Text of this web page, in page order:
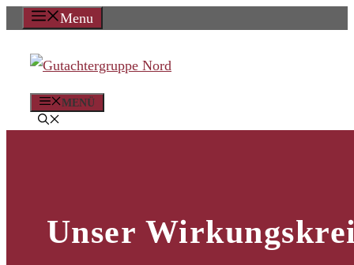
Zum
springen
Menu
MENÜ
Unser